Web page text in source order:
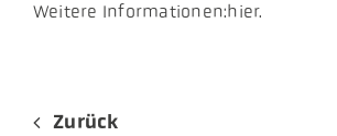
Weitere Informationen:hier.
Zurück